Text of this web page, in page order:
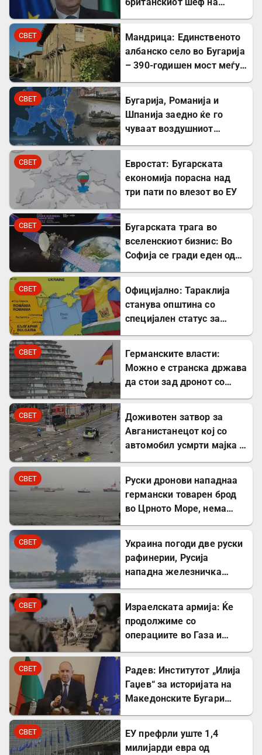
СВЕТ
Мандрица: Единственото
албанско село во Бугарија
– 390-годишен мост меѓу
СВЕТ
Бугарија, Романија и
Шпанија заедно ќе го
чуваат воздушниот
СВЕТ
Евростат: Бугарската
економија порасна над
три пати по влезот во ЕУ
СВЕТ
Бугарската трага во
вселенскиот бизнис: Во
Софија се гради еден од
СВЕТ
Официјално: Тараклија
станува општина со
специјален статус за
СВЕТ
Германските власти:
Можно е странска држава
да стои зад дронот со
СВЕТ
Доживотен затвор за
Авганистанецот кој со
автомобил усмрти мајка и
СВЕТ
Руски дронови нападнаа
германски товарен брод
во Црното Море, нема
СВЕТ
Украина погоди две руски
рафинерии, Русија
нападна железничка
СВЕТ
Израелската армија: Ќе
продолжиме со
операциите во Газа и
СВЕТ
Радев: Институтот „Илија
Гаџев“ за историјата на
Македонските Бугари
СВЕТ
ЕУ префрли уште 1,4
милијарди евра од